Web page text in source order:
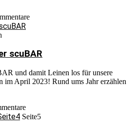
scuBAR
und damit Leinen los für unsere
im April 2023! Rund ums Jahr erzählen
4 Seite5